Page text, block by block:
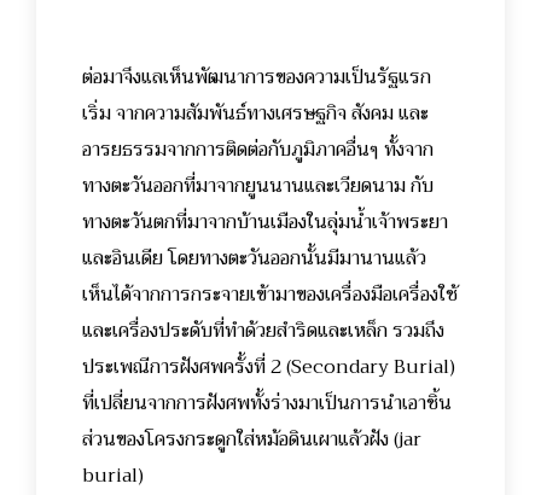
ต่อมาจึงแลเห็นพัฒนาการของความเป็นรัฐแรก
เริ่ม จากความสัมพันธ์ทางเศรษฐกิจ สังคม และ
อารยธรรมจากการติดต่อกับภูมิภาคอื่นๆ ทั้งจาก
ทางตะวันออกที่มาจากยูนนานและเวียดนาม กับ
ทางตะวันตกที่มาจากบ้านเมืองในลุ่มน้ำเจ้าพระยา
และอินเดีย โดยทางตะวันออกนั้นมีมานานแล้ว
เห็นได้จากการกระจายเข้ามาของเครื่องมือเครื่องใช้
และเครื่องประดับที่ทำด้วยสำริดและเหล็ก รวมถึง
ประเพณีการฝังศพครั้งที่ 2 (Secondary Burial)
ที่เปลี่ยนจากการฝังศพทั้งร่างมาเป็นการนำเอาชิ้น
ส่วนของโครงกระดูกใส่หม้อดินเผาแล้วฝัง (jar
burial)